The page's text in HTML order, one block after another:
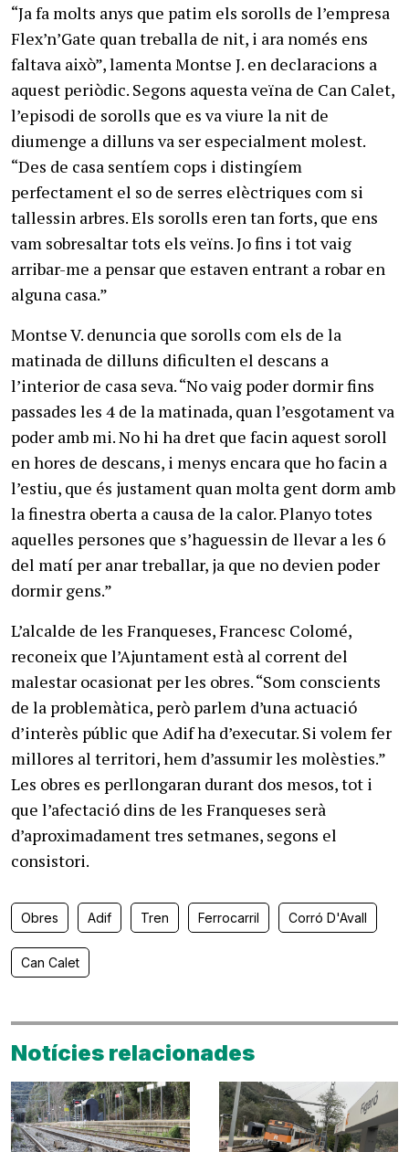
“Ja fa molts anys que patim els sorolls de l’empresa
Flex’n’Gate quan treballa de nit, i ara només ens
faltava això”, lamenta Montse J. en declaracions a
aquest periòdic. Segons aquesta veïna de Can Calet,
l’episodi de sorolls que es va viure la nit de
diumenge a dilluns va ser especialment molest.
“Des de casa sentíem cops i distingíem
perfectament el so de serres elèctriques com si
tallessin arbres. Els sorolls eren tan forts, que ens
vam sobresaltar tots els veïns. Jo fins i tot vaig
arribar-me a pensar que estaven entrant a robar en
alguna casa.”
Montse V. denuncia que sorolls com els de la
matinada de dilluns dificulten el descans a
l’interior de casa seva. “No vaig poder dormir fins
passades les 4 de la matinada, quan l’esgotament va
poder amb mi. No hi ha dret que facin aquest soroll
en hores de descans, i menys encara que ho facin a
l’estiu, que és justament quan molta gent dorm amb
la finestra oberta a causa de la calor. Planyo totes
aquelles persones que s’haguessin de llevar a les 6
del matí per anar treballar, ja que no devien poder
dormir gens.”
L’alcalde de les Franqueses, Francesc Colomé,
reconeix que l’Ajuntament està al corrent del
malestar ocasionat per les obres. “Som conscients
de la problemàtica, però parlem d’una actuació
d’interès públic que Adif ha d’executar. Si volem fer
millores al territori, hem d’assumir les molèsties.”
Les obres es perllongaran durant dos mesos, tot i
que l’afectació dins de les Franqueses serà
d’aproximadament tres setmanes, segons el
consistori.
Obres Adif Tren Ferrocarril Corró D'Avall
Can Calet
Notícies relacionades